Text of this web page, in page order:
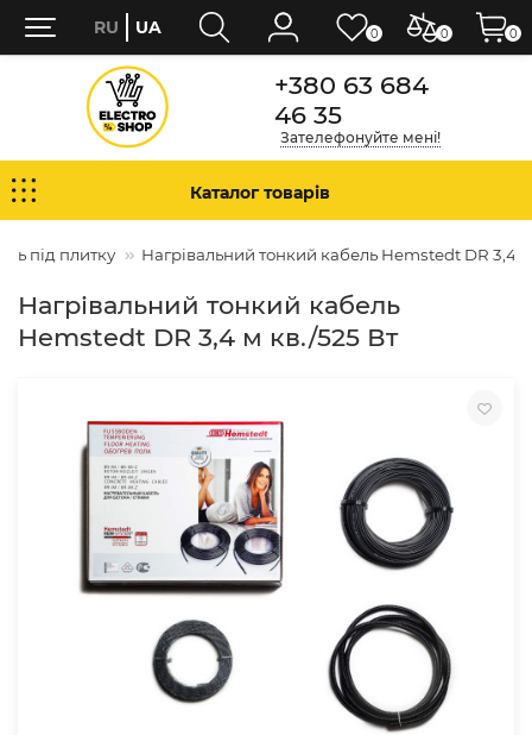
+380 63 684
46 35
Зателефонуйте мені!
Каталог товарів
під плитку Нагрівальний тонкий кабель Hemstedt DR 3,4
Нагрівальний тонкий кабель
Hemstedt DR 3,4 м кв./525 Вт
0 0
RU UA 0